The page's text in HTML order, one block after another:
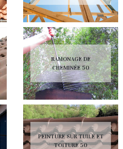
RAMONAGE DE
CHEMINÉE 50
PEINTURE SUR TUILE ET
TOITURE 50